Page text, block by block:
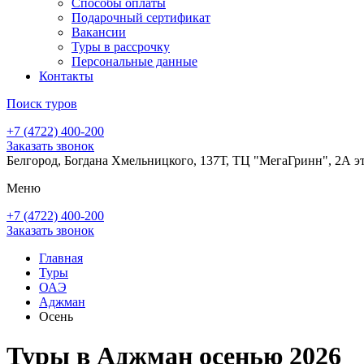
Подарочный сертификат
Вакансии
Туры в рассрочку
Персональные данные
Контакты
Поиск туров
+7 (4722) 400-200
Заказать звонок
Белгород, Богдана Хмельницкого, 137Т, ТЦ "МегаГринн", 2А
Меню
+7 (4722) 400-200
Заказать звонок
Главная
Туры
ОАЭ
Аджман
Осень
Туры в Аджман осенью 2026